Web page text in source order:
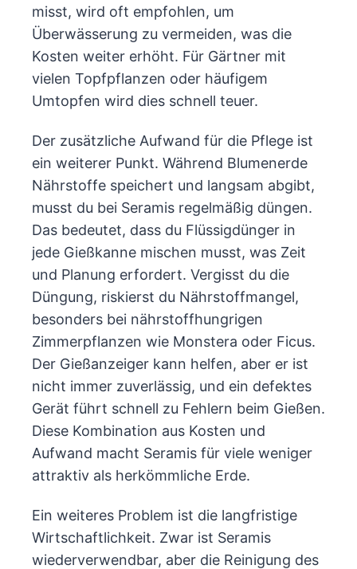
misst, wird oft empfohlen, um
Überwässerung zu vermeiden, was die
Kosten weiter erhöht. Für Gärtner mit
vielen Topfpflanzen oder häufigem
Umtopfen wird dies schnell teuer.
Der zusätzliche Aufwand für die Pflege ist
ein weiterer Punkt. Während Blumenerde
Nährstoffe speichert und langsam abgibt,
musst du bei Seramis regelmäßig düngen.
Das bedeutet, dass du Flüssigdünger in
jede Gießkanne mischen musst, was Zeit
und Planung erfordert. Vergisst du die
Düngung, riskierst du Nährstoffmangel,
besonders bei nährstoffhungrigen
Zimmerpflanzen wie Monstera oder Ficus.
Der Gießanzeiger kann helfen, aber er ist
nicht immer zuverlässig, und ein defektes
Gerät führt schnell zu Fehlern beim Gießen.
Diese Kombination aus Kosten und
Aufwand macht Seramis für viele weniger
attraktiv als herkömmliche Erde.
Ein weiteres Problem ist die langfristige
Wirtschaftlichkeit. Zwar ist Seramis
wiederverwendbar, aber die Reinigung des